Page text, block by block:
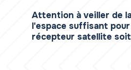
Attention à veiller de
l'espace suffisant pour
récepteur satellite